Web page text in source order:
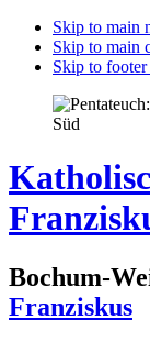
Skip to main
Skip to main
Skip to
Bochum-
Franziskus